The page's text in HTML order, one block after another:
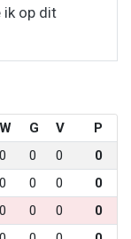
ik op dit
W G V
P
0 0 0
0
0 0 0
0
0 0 0
0